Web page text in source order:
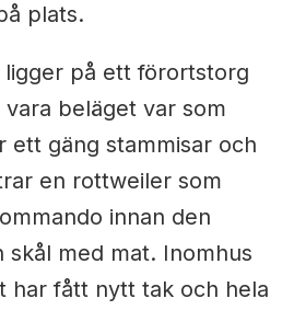
plats.
på ett förortstorg
beläget var som
ett gäng stammisar och
en rottweiler som
innan den
skål med mat. Inomhus
har fått nytt tak och hela